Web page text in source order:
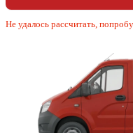
Не удалось рассчитать,